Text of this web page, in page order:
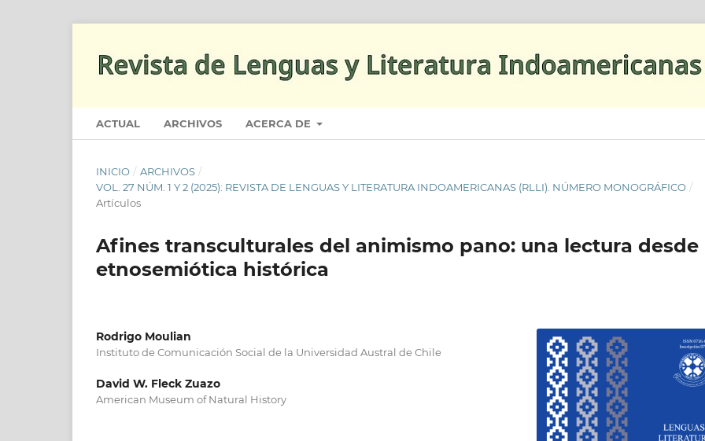
ACTUAL ARCHIVOS ACERCA DE
INICIO / ARCHIVOS /
VOL. 27 NÚM. 1 Y 2 (2025): REVISTA DE LENGUAS Y LITERATURA INDOAMERICANAS (RLLI). NÚMERO MONOGRÁFICO /
Artículos
Afines transculturales del animismo pano: una lectura desde
etnosemiótica histórica
Rodrigo Moulian
Instituto de Comunicación Social de la Universidad Austral de Chile
David W. Fleck Zuazo
American Museum of Natural History